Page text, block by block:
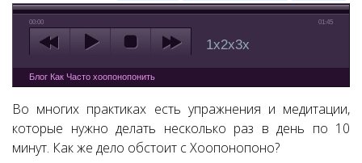
00:00 01:45
1x2x3x
Блог Как Часто хоопонопонить
Во многих практиках есть упражнения и медитации,
которые нужно делать несколько раз в день по 10
минут. Как же дело обстоит с Хоопонопоно?